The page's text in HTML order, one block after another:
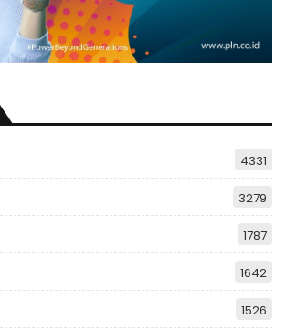
4331
3279
1787
1642
1526